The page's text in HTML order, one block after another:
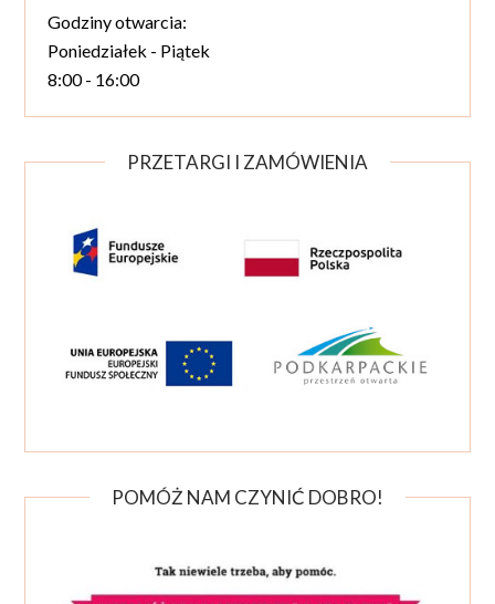
Godziny otwarcia:
Poniedziałek - Piątek
8:00 - 16:00
PRZETARGI I ZAMÓWIENIA
POMÓŻ NAM CZYNIĆ DOBRO!